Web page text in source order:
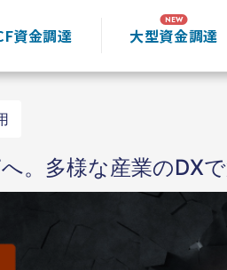
資金調達 大型資金調達
。多様な産業のDX